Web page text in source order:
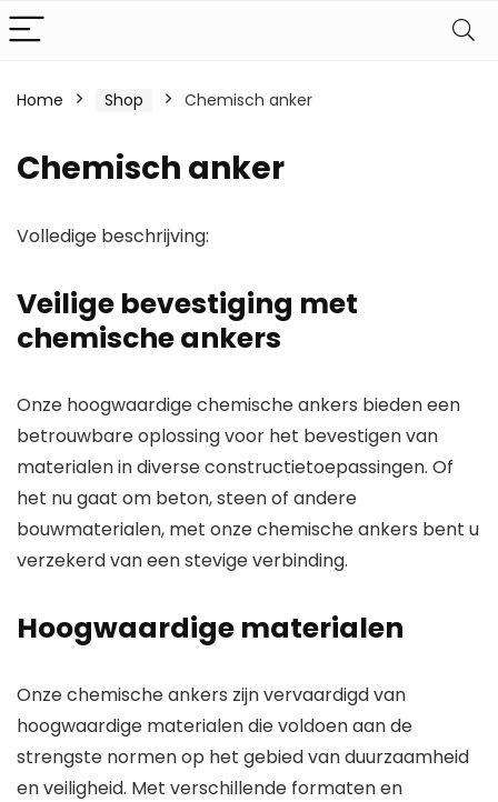
Home Shop Chemisch anker
Chemisch anker
Volledige beschrijving:
Veilige bevestiging met
chemische ankers
Onze hoogwaardige chemische ankers bieden een
betrouwbare oplossing voor het bevestigen van
materialen in diverse constructietoepassingen. Of
het nu gaat om beton, steen of andere
bouwmaterialen, met onze chemische ankers bent u
verzekerd van een stevige verbinding.
Hoogwaardige materialen
Onze chemische ankers zijn vervaardigd van
hoogwaardige materialen die voldoen aan de
strengste normen op het gebied van duurzaamheid
en veiligheid. Met verschillende formaten en